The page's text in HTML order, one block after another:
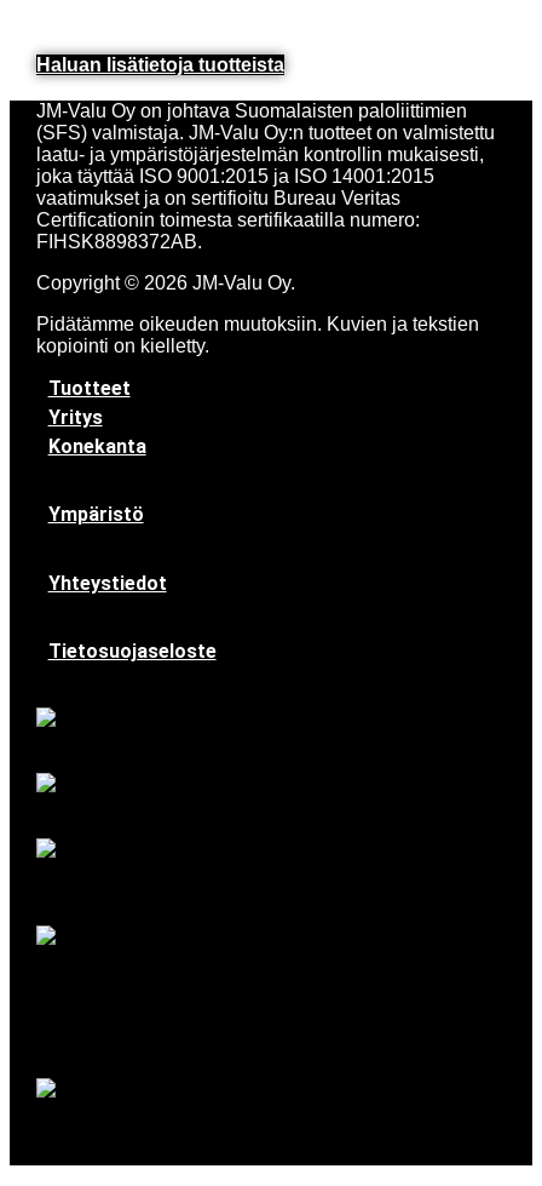
Haluan lisätietoja tuotteista​
JM-Valu Oy on johtava Suomalaisten paloliittimien
(SFS) valmistaja. JM-Valu Oy:n tuotteet on valmistettu
laatu- ja ympäristöjärjestelmän kontrollin mukaisesti,
joka täyttää ISO 9001:2015 ja ISO 14001:2015
vaatimukset ja on sertifioitu Bureau Veritas
Certificationin toimesta sertifikaatilla numero:
FIHSK8898372AB.
Copyright © 2026 JM-Valu Oy.
Pidätämme oikeuden muutoksiin. Kuvien ja tekstien
kopiointi on kielletty.
Tuotteet
Yritys
Konekanta
Ympäristö
Yhteystiedot
Tietosuojaseloste